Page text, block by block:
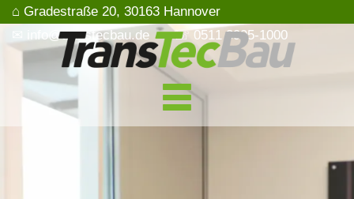
⌂ Gradestraße 20, 30163 Hannover
✉ info@transtecbau.de
☏ 0511 3995-1000